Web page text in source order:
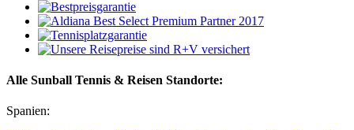
Alle Sunball Tennis & Reisen Standorte:
Spanien: